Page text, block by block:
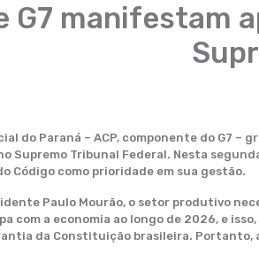
G7 manifestam
do Paraná – ACP, componente do G7
Supremo Tribunal Federal. Nesta
Código como prioridade em sua gestão.
Paulo Mourão, o setor produtivo
com a economia ao longo de 2026, e
da Constituição brasileira. Portanto,